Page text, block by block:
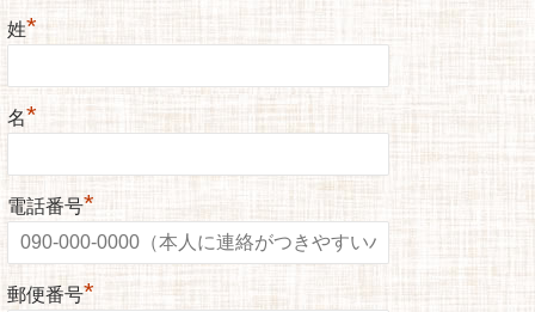
姓*
名*
電話番号*
郵便番号*